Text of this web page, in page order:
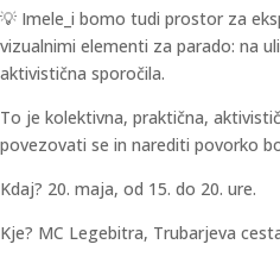
💡 Imele_i bomo tudi prostor za
vizualnimi elementi za parado: na
aktivistična sporočila.
To je kolektivna, praktična,
povezovati se in narediti povorko
Kdaj? 20. maja, od 15. do 20. ure.
Kje? MC Legebitra, Trubarjeva